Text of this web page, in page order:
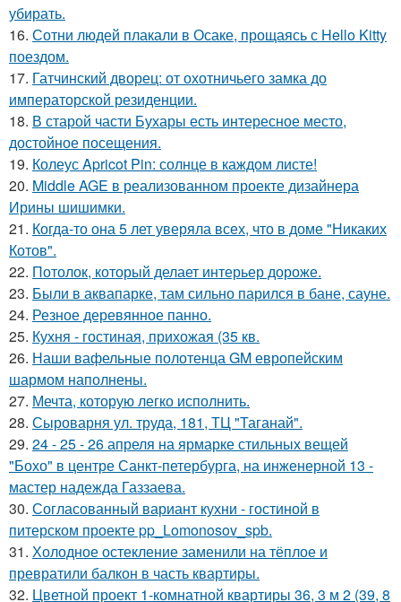
убирать.
16. Сотни людей плакали в Осаке, прощаясь с Hello Kitty
поездом.
17. Гатчинский дворец: от охотничьего замка до
императорской резиденции.
18. В старой части Бухары есть интересное место,
достойное посещения.
19. Колеус Apricot Pin: солнце в каждом листе!
20. Middle AGE в реализованном проекте дизайнера
Ирины шишимки.
21. Когда-то она 5 лет уверяла всех, что в доме "Никаких
Котов".
22. Потолок, который делает интерьер дороже.
23. Были в аквапарке, там сильно парился в бане, сауне.
24. Резное деревянное панно.
25. Кухня - гостиная, прихожая (35 кв.
26. Наши вафельные полотенца GM европейским
шармом наполнены.
27. Мечта, которую легко исполнить.
28. Сыроварня ул. труда, 181, ТЦ "Таганай".
29. 24 - 25 - 26 апреля на ярмарке стильных вещей
"Бохо" в центре Санкт-петербурга, на инженерной 13 -
мастер надежда Газзаева.
30. Согласованный вариант кухни - гостиной в
питерском проекте pp_Lomonosov_spb.
31. Холодное остекление заменили на тёплое и
превратили балкон в часть квартиры.
32. Цветной проект 1-комнатной квартиры 36, 3 м 2 (39, 8